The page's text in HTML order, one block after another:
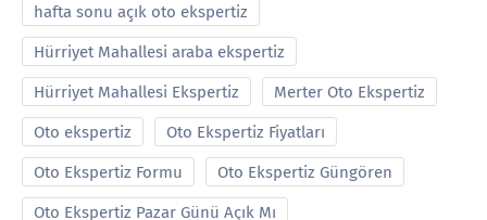
hafta sonu açık oto ekspertiz
Hürriyet Mahallesi araba ekspertiz
Hürriyet Mahallesi Ekspertiz Merter Oto Ekspertiz
Oto ekspertiz Oto Ekspertiz Fiyatları
Oto Ekspertiz Formu Oto Ekspertiz Güngören
Oto Ekspertiz Pazar Günü Açık Mı